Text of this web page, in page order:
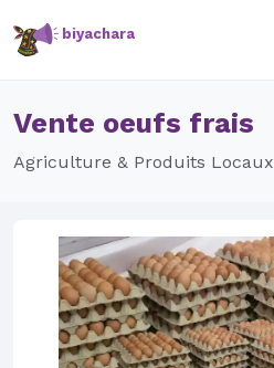
biyachara
Vente oeufs frais
Agriculture & Produits Locaux